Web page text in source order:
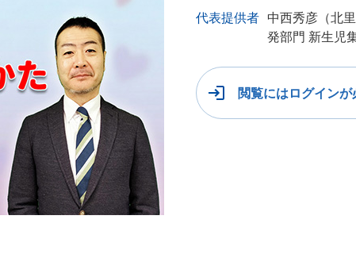
代表提供者
中西秀彦（北
発部門 新生児
閲覧にはログインが